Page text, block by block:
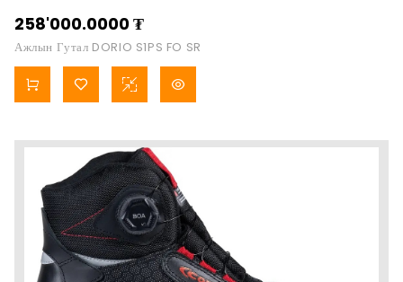
258'000.0000₮
Ажлын Гутал DORIO S1PS FO SR